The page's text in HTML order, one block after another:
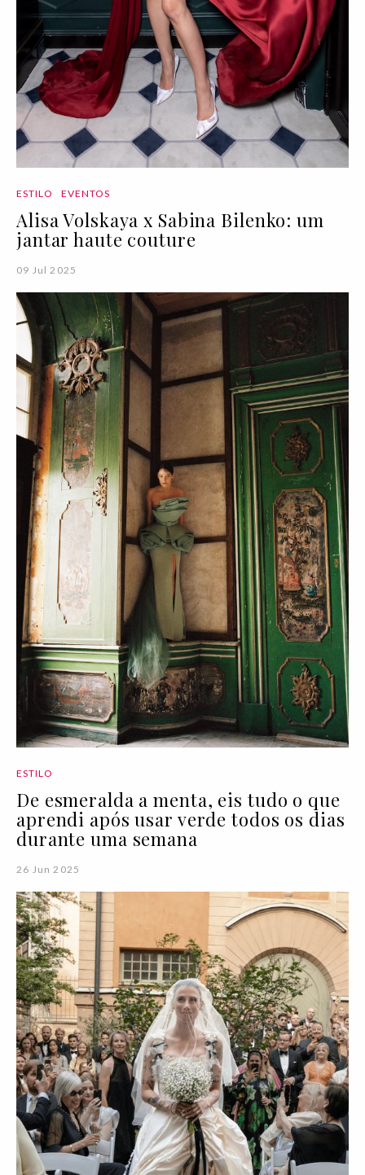
ESTILO EVENTOS
Alisa Volskaya x Sabina Bilenko: um
jantar haute couture
09 Jul 2025
ESTILO
De esmeralda a menta, eis tudo o que
aprendi após usar verde todos os dias
durante uma semana
26 Jun 2025